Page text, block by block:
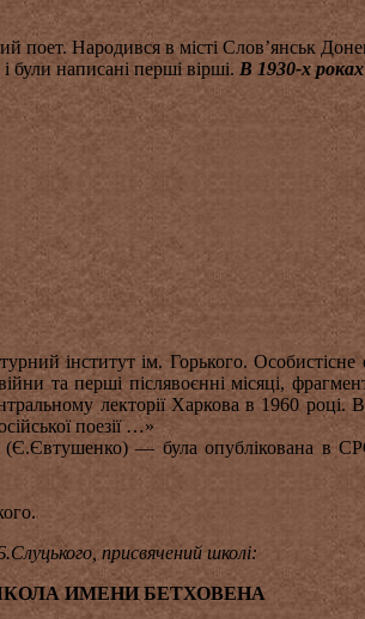
поет. Народився в місті Слов’янськ
були написані перші вірші. В 1930-х
інститут ім. Горького.
та перші післявоєнні місяці,
лекторії Харкова в 1960
поезії …»
— була опублікована в
присвячений школі:
ИМЕНИ БЕТХОВЕНА